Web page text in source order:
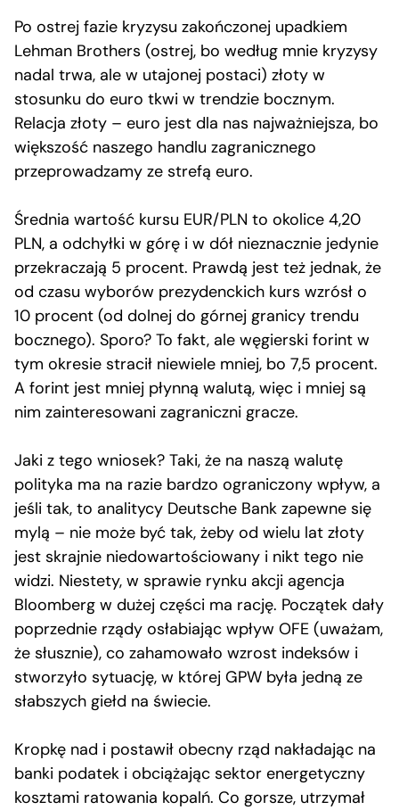
Po ostrej fazie kryzysu zakończonej upadkiem
Lehman Brothers (ostrej, bo według mnie kryzysy
nadal trwa, ale w utajonej postaci) złoty w
stosunku do euro tkwi w trendzie bocznym.
Relacja złoty – euro jest dla nas najważniejsza, bo
większość naszego handlu zagranicznego
przeprowadzamy ze strefą euro.
Średnia wartość kursu EUR/PLN to okolice 4,20
PLN, a odchyłki w górę i w dół nieznacznie jedynie
przekraczają 5 procent. Prawdą jest też jednak, że
od czasu wyborów prezydenckich kurs wzrósł o
10 procent (od dolnej do górnej granicy trendu
bocznego). Sporo? To fakt, ale węgierski forint w
tym okresie stracił niewiele mniej, bo 7,5 procent.
A forint jest mniej płynną walutą, więc i mniej są
nim zainteresowani zagraniczni gracze.
Jaki z tego wniosek? Taki, że na naszą walutę
polityka ma na razie bardzo ograniczony wpływ, a
jeśli tak, to analitycy Deutsche Bank zapewne się
mylą – nie może być tak, żeby od wielu lat złoty
jest skrajnie niedowartościowany i nikt tego nie
widzi. Niestety, w sprawie rynku akcji agencja
Bloomberg w dużej części ma rację. Początek dały
poprzednie rządy osłabiając wpływ OFE (uważam,
że słusznie), co zahamowało wzrost indeksów i
stworzyło sytuację, w której GPW była jedną ze
słabszych giełd na świecie.
Kropkę nad i postawił obecny rząd nakładając na
banki podatek i obciążając sektor energetyczny
kosztami ratowania kopalń. Co gorsze, utrzymał